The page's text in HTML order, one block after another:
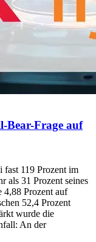
Bear-Frage auf
fast 119 Prozent im
als 31 Prozent seines
4,88 Prozent auf
52,4 Prozent
wurde die
An der